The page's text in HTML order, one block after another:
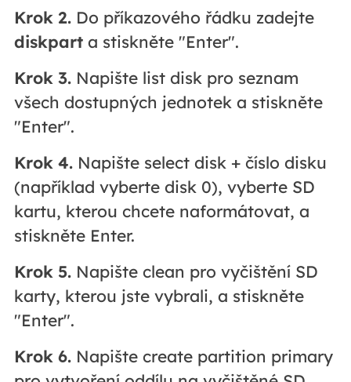
Krok 2.Do příkazového řádku zadejte
diskparta stiskněte "Enter".
Krok 3.Napište list disk pro seznam
všech dostupných jednotek a stiskněte
"Enter".
Krok 4.Napište select disk + číslo disku
(například vyberte disk 0), vyberte SD
kartu, kterou chcete naformátovat, a
stiskněte Enter.
Krok 5.Napište clean pro vyčištění SD
karty, kterou jste vybrali, a stiskněte
"Enter".
Krok 6.Napište create partition primary